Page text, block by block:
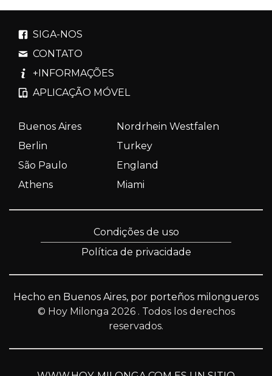
SIGA-NOS
CONTATO
+INFORMAÇÕES
APLICAÇÃO MÓVEL
Buenos Aires
Nordrhein Westfalen
Berlin
Turkey
São Paulo
England
Athens
Miami
Condições de uso
Política de privacidade
Hecho en Buenos Aires, por porteños milongueros
© Hoy Milonga 2026 . Todos los derechos
reservados.